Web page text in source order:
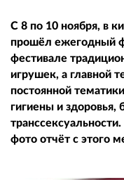
С 8 по 10 ноября, в
прошёл ежегодный
фестивале
игрушек, а главной
постоянной
гигиены и здоровья,
фото отчёт с этого